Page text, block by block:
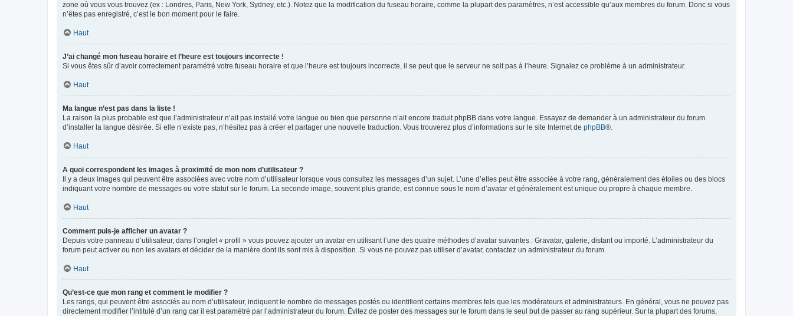
zone où vous vous trouvez (ex : Londres, Paris, New York, Sydney, etc.). Notez que la modification du fuseau horaire, comme la plupart des paramètres, n’est accessible qu’aux membres du forum. Donc si vous
n’êtes pas enregistré, c’est le bon moment pour le faire.
Haut
J’ai changé mon fuseau horaire et l’heure est toujours incorrecte !
Si vous êtes sûr d’avoir correctement paramétré votre fuseau horaire et que l’heure est toujours incorrecte, il se peut que le serveur ne soit pas à l’heure. Signalez ce problème à un administrateur.
Haut
Ma langue n’est pas dans la liste !
La raison la plus probable est que l’administrateur n’ait pas installé votre langue ou bien que personne n’ait encore traduit phpBB dans votre langue. Essayez de demander à un administrateur du forum
d’installer la langue désirée. Si elle n’existe pas, n’hésitez pas à créer et partager une nouvelle traduction. Vous trouverez plus d’informations sur le site Internet de phpBB®.
Haut
A quoi correspondent les images à proximité de mon nom d’utilisateur ?
Il y a deux images qui peuvent être associées avec votre nom d’utilisateur lorsque vous consultez les messages d’un sujet. L’une d’elles peut être associée à votre rang, généralement des étoiles ou des blocs
indiquant votre nombre de messages ou votre statut sur le forum. La seconde image, souvent plus grande, est connue sous le nom d’avatar et généralement est unique ou propre à chaque membre.
Haut
Comment puis-je afficher un avatar ?
Depuis votre panneau d’utilisateur, dans l’onglet « profil » vous pouvez ajouter un avatar en utilisant l’une des quatre méthodes d’avatar suivantes : Gravatar, galerie, distant ou importé. L’administrateur du
forum peut activer ou non les avatars et décider de la manière dont ils sont mis à disposition. Si vous ne pouvez pas utiliser d’avatar, contactez un administrateur du forum.
Haut
Qu’est-ce que mon rang et comment le modifier ?
Les rangs, qui peuvent être associés au nom d’utilisateur, indiquent le nombre de messages postés ou identifient certains membres tels que les modérateurs et administrateurs. En général, vous ne pouvez pas
directement modifier l’intitulé d’un rang car il est paramétré par l’administrateur du forum. Évitez de poster des messages sur le forum dans le seul but de passer au rang supérieur. Sur la plupart des forums,